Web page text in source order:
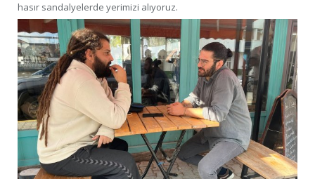
hasır sandalyelerde yerimizi alıyoruz.